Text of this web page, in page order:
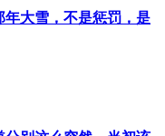
大雪，不是惩罚，是